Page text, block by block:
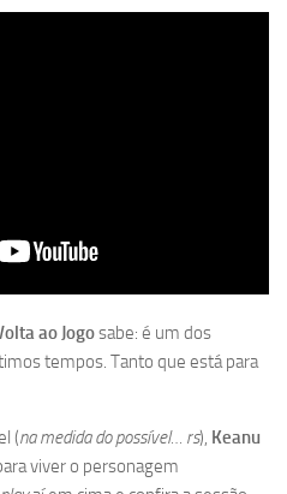
ao Jogosabe: é um dos
tempos. Tanto que está para
(na medida do possível… rs), Keanu
viver o personagem